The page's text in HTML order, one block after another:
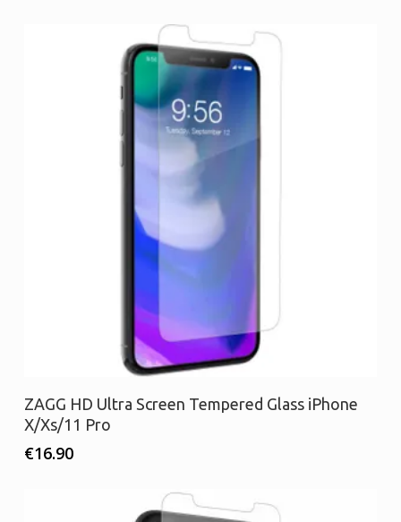
Προσθήκη στο καλάθι
ZAGG HD Ultra Screen Tempered Glass iPhone
X/Xs/11 Pro
€16.90